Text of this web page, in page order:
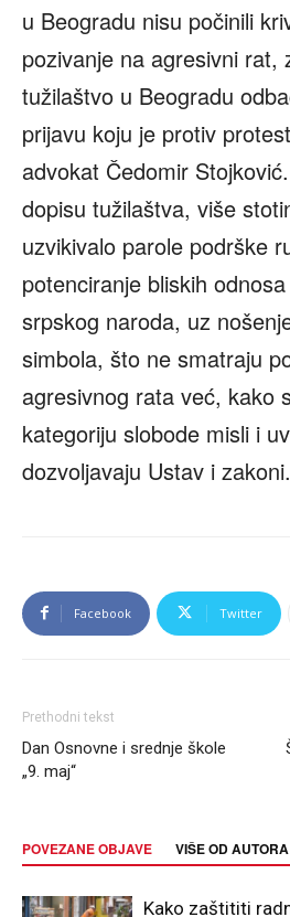
u Beogradu nisu počinili
pozivanje na agresivni rat,
tužilaštvo u Beogradu
prijavu koju je protiv
advokat Čedomir
dopisu tužilaštva, više
uzvikivalo parole podrške
potenciranje bliskih
srpskog naroda, uz
simbola, što ne smatraju
agresivnog rata već, kako
kategoriju slobode misli i
dozvoljavaju Ustav i zakoni.
Facebook Twitter
Prethodni tekst
Dan Osnovne i srednje škole
„9. maj“
POVEZANE OBJAVE VIŠE OD AUTORA
Kako zaštititi